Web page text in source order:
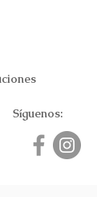
Síguenos: